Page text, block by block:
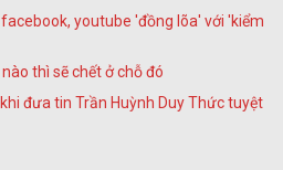
youtube 'đồng lõa' với 'kiểm
thì sẽ chết ở chỗ đó
đưa tin Trần Huỳnh Duy Thức tuyệt